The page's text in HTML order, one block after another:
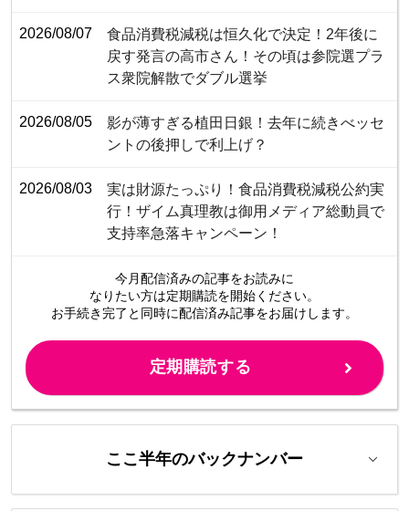
2026/08/07
食品消費税減税は恒久化で決定！2年後に
戻す発言の高市さん！その頃は参院選プラ
ス衆院解散でダブル選挙
2026/08/05
影が薄すぎる植田日銀！去年に続きべッセ
ントの後押しで利上げ？
2026/08/03
​​​​​​​​​​​​​​​​​​​​​​​​​​実は財源たっぷり！食品消費税減税公約実
行！ザイム真理教は御用メディア総動員で
支持率急落キャンペーン！
今月配信済みの記事をお読みに
なりたい方は定期購読を開始ください。
お手続き完了と同時に配信済み記事をお届けします。
定期購読する
ここ半年のバックナンバー